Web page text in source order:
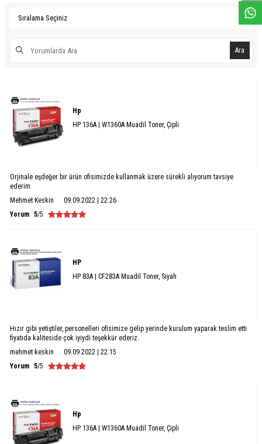
Ara
Hp
HP 136A | W1360A Muadil Toner, Çipli
Orjinale eşdeğer bir ürün ofisimizde kullanmak üzere sürekli alıyorum tavsiye
ederim
Mehmet Keskin
09.09.2022 | 22:26
Yorum 5/5
HP
HP 83A | CF283A Muadil Toner, Siyah
Hızır gibi yetiştiler, personelleri ofisimize gelip yerinde kurulum yaparak teslim etti
fiyatıda kaliteside çok iyiydi teşekkür ederiz.
mehmet keskin
09.09.2022 | 22:15
Yorum 5/5
Hp
HP 136A | W1360A Muadil Toner, Çipli